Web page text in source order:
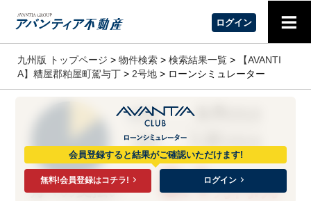
ログイン ≡
九州版 トップページ > 物件検索> 検索結果一覧>
【AVANTI
A】糟屋郡粕屋町駕与丁> 2号地> ローンシミュレーター
■元金
■金利 1.21万円/月
月々の支払い 8.1万円/月
会員登録すると結果がご確認いただけます!
無料!会員登録はコチラ! ログイン